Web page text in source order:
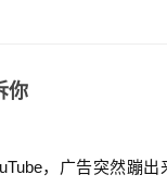
你
，广告突然蹦出